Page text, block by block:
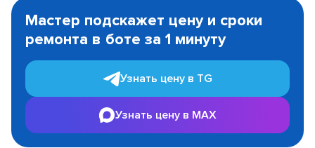
1
Мастер подскажет цену и сроки
ремонта в боте за 1 минуту
Узнать цену в TG
Узнать цену в MAX